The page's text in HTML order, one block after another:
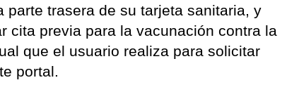
parte trasera de su tarjeta sanitaria, y
cita previa para la vacunación contra la
que el usuario realiza para solicitar
portal.